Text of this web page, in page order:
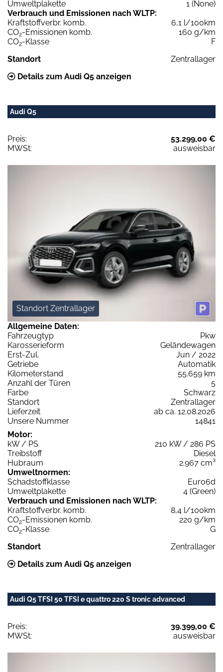
Umweltplakette
1 (None)
Verbrauch und Emissionen nach WLTP:
Kraftstoffverbr. komb.
6,1 l/100km
CO2-Emissionen komb.
160 g/km
CO2-Klasse
F
Standort
Zentrallager
Details zum Audi Q5 anzeigen
Audi Q5
Preis:
53.299,00 €
MWSt:
ausweisbar
Standort Zentrallager
Allgemeine Daten:
Fahrzeugtyp
Pkw
Karosserieform
Geländewagen
Erst-Zul.
Jun / 2022
Getriebe
Automatik
Kilometerstand
55.659 km
Anzahl der Türen
5
Farbe
Schwarz
Standort
Zentrallager
Lieferzeit
ab ca. 12.08.2026
Unsere Nummer
14841
Motor:
kW / PS
210 kW / 286 PS
Treibstoff
Diesel
Hubraum
2.967 cm³
Umweltnormen:
Schadstoffklasse
Euro6d
Umweltplakette
4 (Green)
Verbrauch und Emissionen nach WLTP:
Kraftstoffverbr. komb.
8,4 l/100km
CO2-Emissionen komb.
220 g/km
CO2-Klasse
G
Standort
Zentrallager
Details zum Audi Q5 anzeigen
Audi Q5 TFSI 50 TFSI e quattro 220 S tronic advanced
Preis:
39.399,00 €
MWSt:
ausweisbar